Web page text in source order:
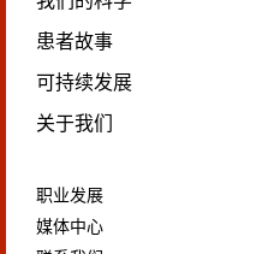
患者故事
可持续发展
关于我们
职业发展
媒体中心